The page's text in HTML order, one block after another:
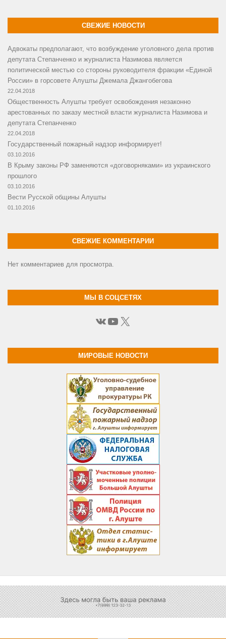
СВЕЖИЕ НОВОСТИ
Адвокаты предполагают, что возбуждение уголовного дела против
депутата Степанченко и журналиста Назимова является
политической местью со стороны руководителя фракции «Единой
России» в горсовете Алушты Джемала Джангобегова
22.04.2018
Общественность Алушты требует освобождения незаконно
арестованных по заказу местной власти журналиста Назимова и
депутата Степанченко
22.04.2018
Государственный пожарный надзор информирует!
03.10.2016
В Крыму законы РФ заменяются «договорняками» из украинского
прошлого
03.10.2016
Вести Русской общины Алушты
01.10.2016
СВЕЖИЕ КОММЕНТАРИИ
Нет комментариев для просмотра.
МЫ В СОЦСЕТЯХ
ВКонтакте
YouTube
X
МИРОВЫЕ НОВОСТИ